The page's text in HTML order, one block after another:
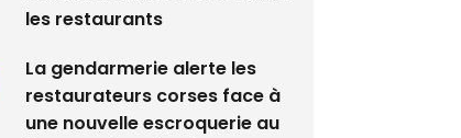
La gendarmerie alerte les
une nouvelle escroquerie au
faux vendeur de vin